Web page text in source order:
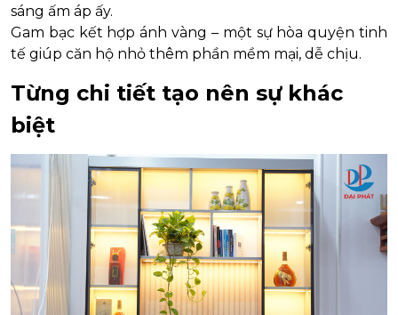
sáng ấm áp ấy.
Gam bạc kết hợp ánh vàng – một sự hòa quyện tinh
tế giúp căn hộ nhỏ thêm phần mềm mại, dễ chịu.
Từng chi tiết tạo nên sự khác
biệt